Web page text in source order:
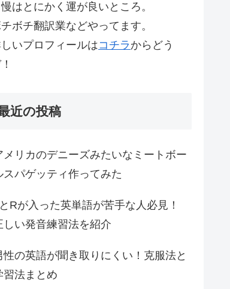
はとにかく運が良いところ。
ボチ翻訳業などやってます。
いプロフィールはコチラ からどう
近の投稿
メリカのデニーズみたいなミートボー
スパゲッティ作ってみた
Rが入った英単語が苦手な人必見！
しい発音練習法を紹介
性の英語が聞き取りにくい！克服法と
習法まとめ